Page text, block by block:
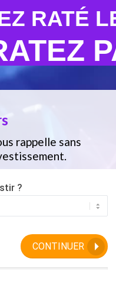
RATÉ
rappelle sans
?
CONTINUER